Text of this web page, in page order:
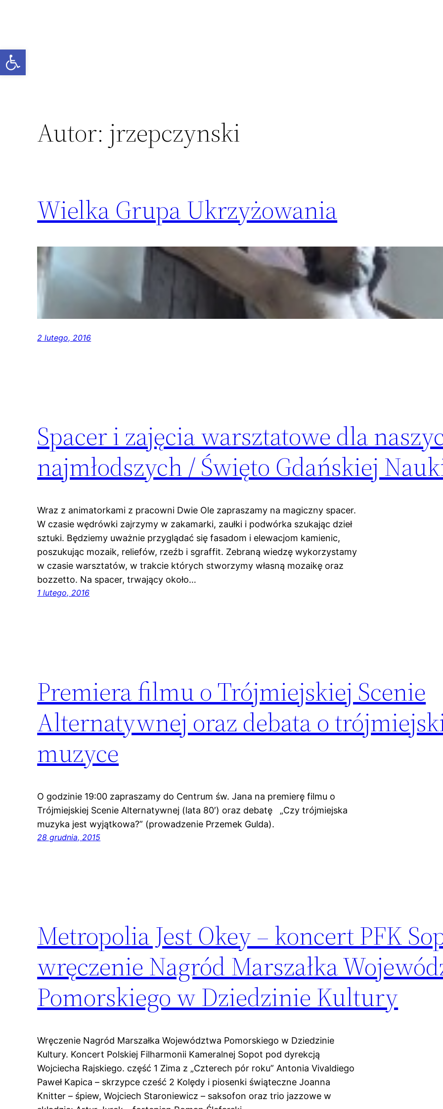
Otwórz pasek narzędzi
Autor: jrzepczynski
Wielka Grupa Ukrzyżowania
2 lutego, 2016
Spacer i zajęcia warsztatowe dla
najmłodszych / Święto Gdańskiej
Wraz z animatorkami z pracowni Dwie Ole zapraszamy na magiczny spacer.
W czasie wędrówki zajrzymy w zakamarki, zaułki i podwórka szukając dzieł
sztuki. Będziemy uważnie przyglądać się fasadom i elewacjom kamienic,
poszukując mozaik, reliefów, rzeźb i sgraffit. Zebraną wiedzę wykorzystamy
w czasie warsztatów, w trakcie których stworzymy własną mozaikę oraz
bozzetto. Na spacer, trwający około…
1 lutego, 2016
Premiera filmu o Trójmiejskiej Scenie
Alternatywnej oraz debata o
muzyce
O godzinie 19:00 zapraszamy do Centrum św. Jana na premierę filmu o
Trójmiejskiej Scenie Alternatywnej (lata 80′) oraz debatę „Czy trójmiejska
muzyka jest wyjątkowa?” (prowadzenie Przemek Gulda).
28 grudnia, 2015
Metropolia Jest Okey – koncert PFK
wręczenie Nagród Marszałka
Pomorskiego w Dziedzinie Kultury
Wręczenie Nagród Marszałka Województwa Pomorskiego w Dziedzinie
Kultury. Koncert Polskiej Filharmonii Kameralnej Sopot pod dyrekcją
Wojciecha Rajskiego. część 1 Zima z „Czterech pór roku” Antonia Vivaldiego
Paweł Kapica – skrzypce cześć 2 Kolędy i piosenki świąteczne Joanna
Knitter – śpiew, Wojciech Staroniewicz – saksofon oraz trio jazzowe w